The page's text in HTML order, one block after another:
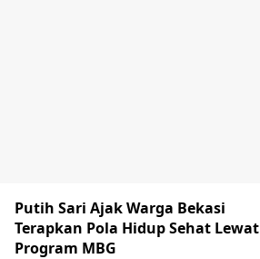
Putih Sari Ajak Warga Bekasi
Terapkan Pola Hidup Sehat Lewat
Program MBG